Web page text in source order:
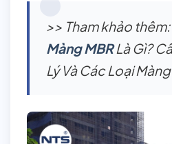
>> Tham khảo thêm:
Màng MBRLà Gì?
Lý Và Các Loại